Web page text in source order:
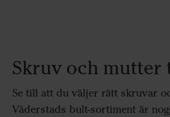
Skruv och mutter
Se till att du väljer rätt skruvar
Väderstads bult-sortiment är